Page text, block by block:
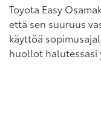
Toyota Easy
että sen suuruus
käyttöä
huollot halutessasi